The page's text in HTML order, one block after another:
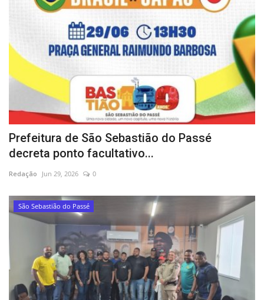
Prefeitura de São Sebastião do Passé
decreta ponto facultativo...
Redação Jun 29, 2026 0
São Sebastião do Passé